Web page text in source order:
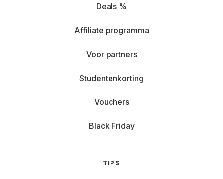
Deals %
Affiliate programma
Voor partners
Studentenkorting
Vouchers
Black Friday
TIPS